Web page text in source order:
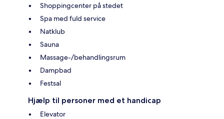
Shoppingcenter på stedet
Spa med fuld service
Natklub
Sauna
Massage-/behandlingsrum
Dampbad
Festsal
Hjælp til personer med et handicap
Elevator